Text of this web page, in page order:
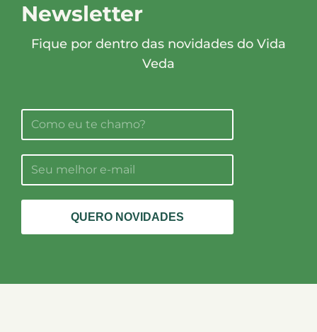
Newsletter
Fique por dentro das novidades do Vida
Veda
QUERO NOVIDADES